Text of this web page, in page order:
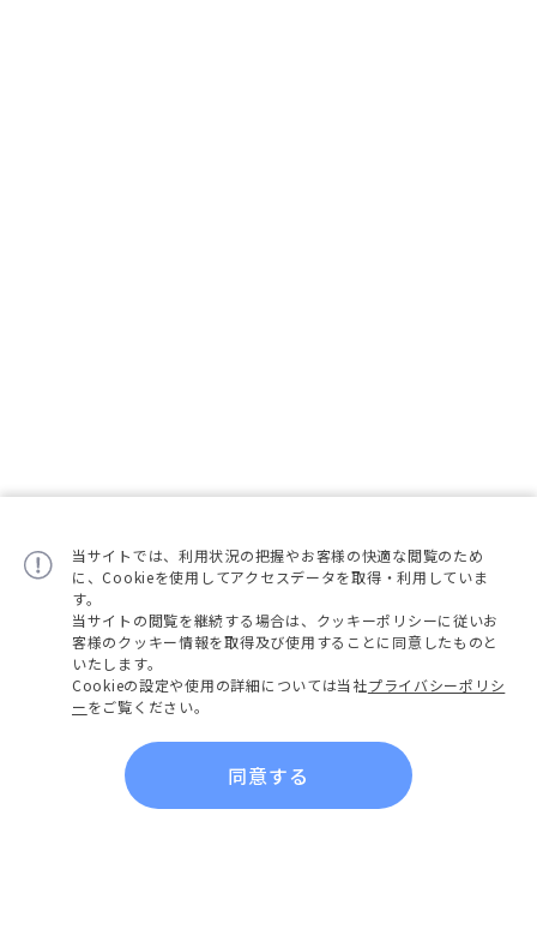
当サイトでは、利用状況の把握やお客様の快適な閲覧のため
に、Cookieを使用してアクセスデータを取得・利用していま
す。
当サイトの閲覧を継続する場合は、クッキーポリシーに従いお
客様のクッキー情報を取得及び使用することに同意したものと
いたします。
Cookieの設定や使用の詳細については当社プライバシーポリシ
ーをご覧ください。
同意する